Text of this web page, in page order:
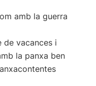
amb la guerra
de vacances i
la panxa ben